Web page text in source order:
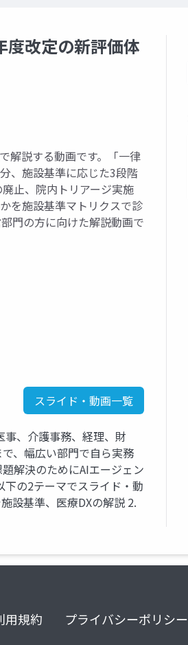
度改定の新評価体
解説する動画です。「一律
、施設基準に応じた3段階
止、院内トリアージ実施
を施設基準マトリクスで診
門の方に向けた解説動画で
スライド・動画一覧
、介護事務、経理、財
、幅広い部門で自ら実務
解決のためにAIエージェン
下の2テーマでスライド・動
設基準、医療DXの解説 2.
用規約 プライバシーポリシー